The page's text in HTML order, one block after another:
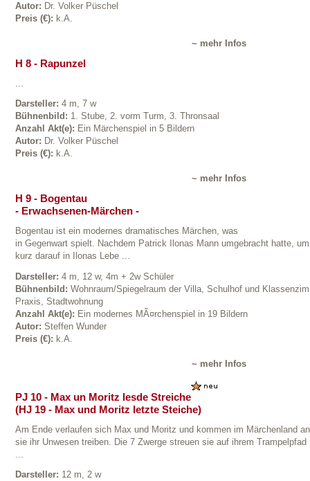
Autor: Dr. Volker Püschel
Preis (€): k.A.
~ mehr Infos
H 8 - Rapunzel
...
Darsteller: 4 m, 7 w
Bühnenbild: 1. Stube, 2. vorm Turm, 3. Thronsaal
Anzahl Akt(e): Ein Märchenspiel in 5 Bildern
Autor: Dr. Volker Püschel
Preis (€): k.A.
~ mehr Infos
H 9 - Bogentau
- Erwachsenen-Märchen -
Bogentau ist ein modernes dramatisches Märchen, was
in Gegenwart spielt. Nachdem Patrick Ilonas Mann umgebracht hatte, um
kurz darauf in Ilonas Lebe ...
Darsteller: 4 m, 12 w, 4m + 2w Schüler
Bühnenbild: Wohnraum/Spiegelraum der Villa, Schulhof und
Praxis, Stadtwohnung
Anzahl Akt(e): Ein modernes MÃ¤rchenspiel in 19 Bildern
Autor: Steffen Wunder
Preis (€): k.A.
~ mehr Infos
PJ 10 - Max un Moritz lesde Streiche
(HJ 19 - Max und Moritz letzte Steiche)
Am Ende verlaufen sich Max und Moritz und kommen im Märchenland
sie ihr Unwesen treiben. Die 7 Zwerge streuen sie auf ihrem Trampelpfad
...
Darsteller: 12 m, 2 w